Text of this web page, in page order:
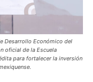
Desarrollo Económico del
oficial de la Escuela
para fortalecer la inversión